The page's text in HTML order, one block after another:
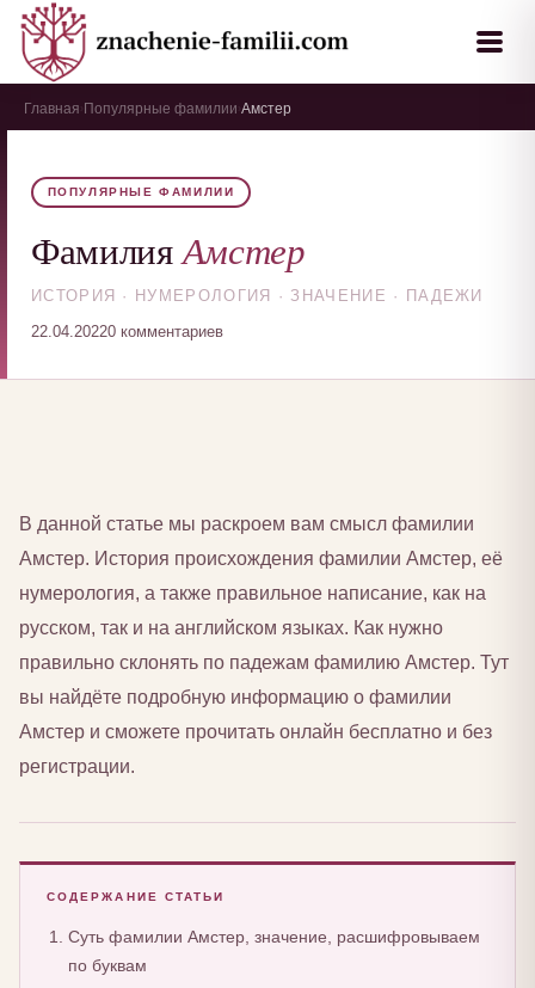
Главная Популярные фамилии Амстер
ПОПУЛЯРНЫЕ ФАМИЛИИ
ФамилияАмстер
ИСТОРИЯ · НУМЕРОЛОГИЯ · ЗНАЧЕНИЕ · ПАДЕЖИ
22.04.20220 комментариев
В данной статье мы раскроем вам смысл фамилии
Амстер. История происхождения фамилии Амстер, её
нумерология, а также правильное написание, как на
русском, так и на английском языках. Как нужно
правильно склонять по падежам фамилию Амстер. Тут
вы найдёте подробную информацию о фамилии
Амстер и сможете прочитать онлайн бесплатно и без
регистрации.
СОДЕРЖАНИЕ СТАТЬИ
Суть фамилии Амстер, значение, расшифровываем
по буквам